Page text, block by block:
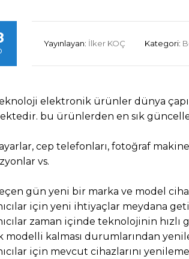
Yayınlayan: İlker KOÇ Kategori:
elektronik ürünler dünya
bu ürünlerden en sık
cep telefonları, fotoğraf
vs.
gün yeni bir marka ve model
için yeni ihtiyaçlar meydana
zaman içinde teknolojinin hızlı
modelli kalması durumlarından
için mevcut cihazlarını